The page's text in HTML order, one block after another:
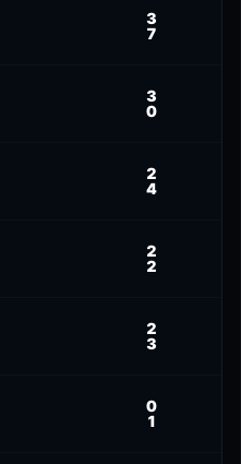
3
7
3
0
2
4
2
2
2
3
0
1